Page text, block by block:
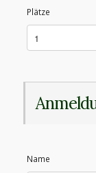
Plätze
Name